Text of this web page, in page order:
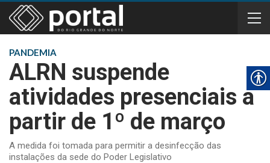
PANDEMIA
ALRN suspende
atividades presenciais a
partir de 1º de março
A medida foi tomada para permitir a desinfecção das
instalações da sede do Poder Legislativo